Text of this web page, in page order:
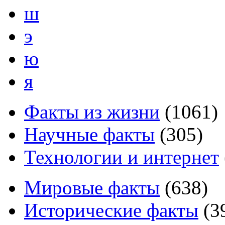
ш
э
ю
я
Факты из жизни (1061)
Научные факты (305)
Технологии и интернет
Мировые факты (638)
Исторические факты (